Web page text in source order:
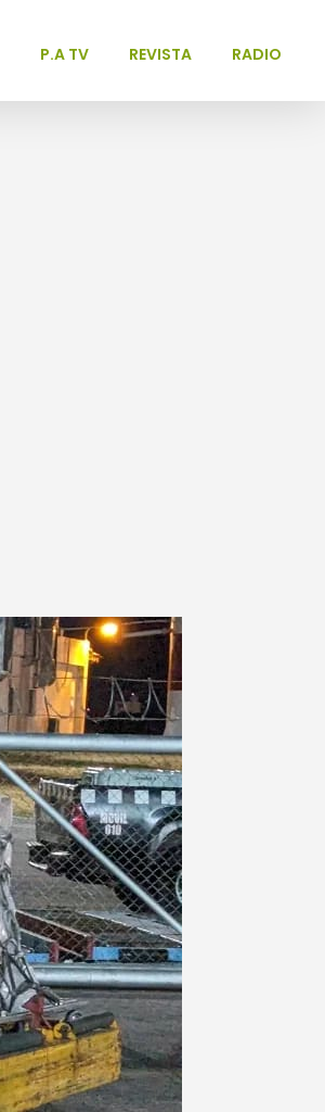
P.A TV REVISTA RADIO